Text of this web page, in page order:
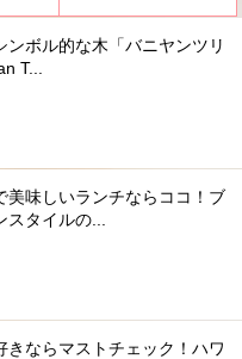
ンボル的な木「バニヤンツリ
T...
美味しいランチならココ！ブ
スタイルの...
きならマストチェック！ハワ